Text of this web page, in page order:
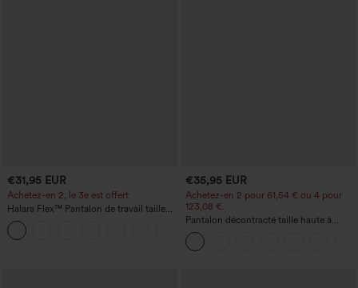
€31,95 EUR
Achetez-en 2, le 3e est offert
Halara Flex™ Pantalon de travail taille
haute avec poche latérale arrière et
légère coupe évasée
€35,95 EUR
Achetez-en 2 pour 61,54 € ou 4 pour
123,08 €.
Pantalon décontracté taille haute à
jambe droite, effet lin, avec poches